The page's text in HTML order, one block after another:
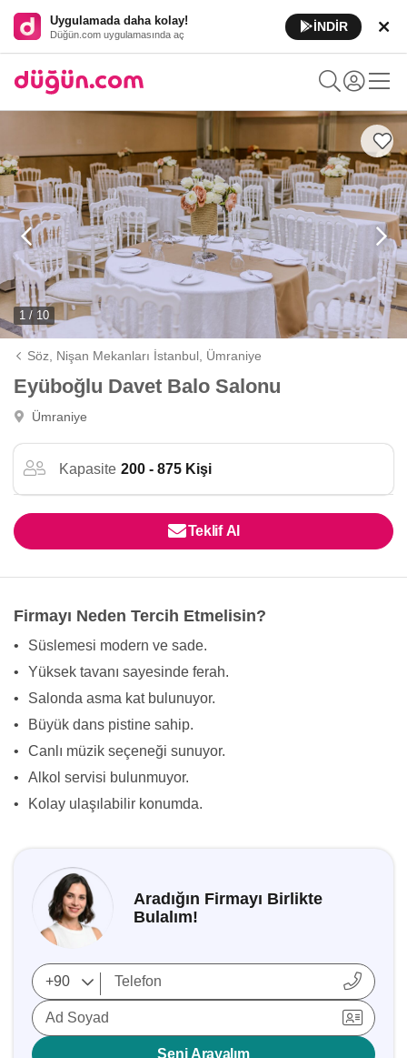
Uygulamada daha kolay!
Düğün.com uygulamasında aç
İNDİR
1 / 10
Söz, Nişan Mekanları İstanbul, Ümraniye
Eyüboğlu Davet Balo Salonu
Ümraniye
Kapasite 200 - 875 Kişi
Teklif Al
Firmayı Neden Tercih Etmelisin?
•
Süslemesi modern ve sade.
•
Yüksek tavanı sayesinde ferah.
•
Salonda asma kat bulunuyor.
•
Büyük dans pistine sahip.
•
Canlı müzik seçeneği sunuyor.
•
Alkol servisi bulunmuyor.
•
Kolay ulaşılabilir konumda.
Aradığın Firmayı Birlikte
Bulalım!
Ad Soyad
Seni Arayalım